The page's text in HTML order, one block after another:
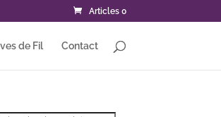
Articles 0
de Fil Contact